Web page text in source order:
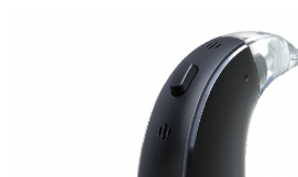
Signia hoortoestellen Signia Pure BCT IX
Audio Service R LI 7
Hoortoestelbatterijen
Widex filters
Onderhoudsartikelen